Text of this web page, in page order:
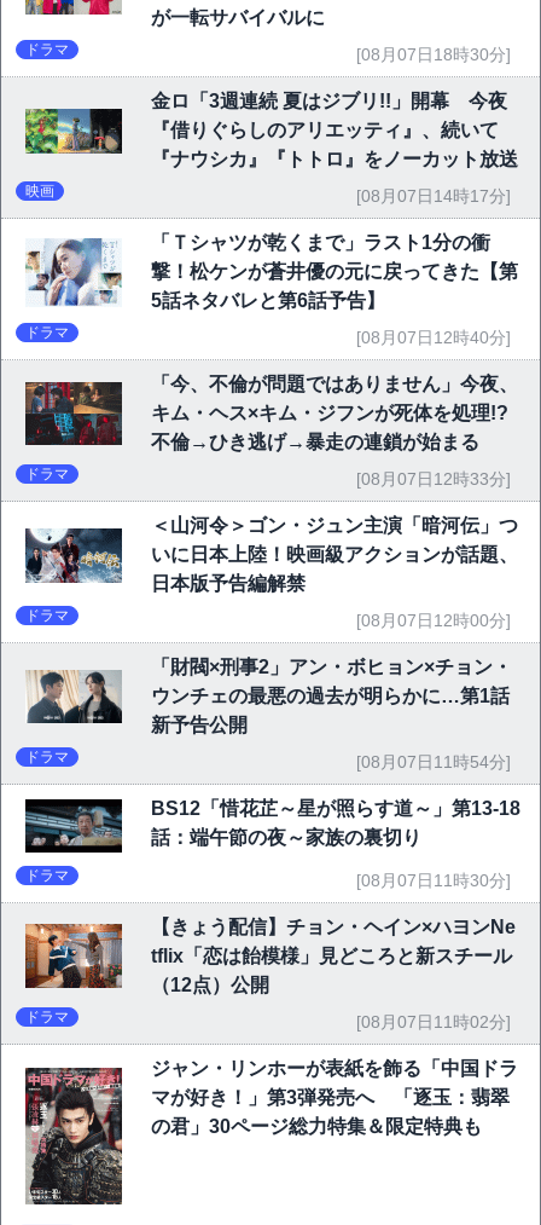
が一転サバイバルに
ドラマ [08月07日18時30分]
金ロ「3週連続 夏はジブリ!!」開幕 今夜
『借りぐらしのアリエッティ』、続いて
『ナウシカ』『トトロ』をノーカット放送
映画 [08月07日14時17分]
「Ｔシャツが乾くまで」ラスト1分の衝
撃！松ケンが蒼井優の元に戻ってきた【第
5話ネタバレと第6話予告】
ドラマ [08月07日12時40分]
「今、不倫が問題ではありません」今夜、
キム・ヘス×キム・ジフンが死体を処理!?
不倫→ひき逃げ→暴走の連鎖が始まる
ドラマ [08月07日12時33分]
＜山河令＞ゴン・ジュン主演「暗河伝」つ
いに日本上陸！映画級アクションが話題、
日本版予告編解禁
ドラマ [08月07日12時00分]
「財閥×刑事2」アン・ボヒョン×チョン・
ウンチェの最悪の過去が明らかに…第1話
新予告公開
ドラマ [08月07日11時54分]
BS12「惜花芷～星が照らす道～」第13-18
話：端午節の夜～家族の裏切り
ドラマ [08月07日11時30分]
【きょう配信】チョン・ヘイン×ハヨンNe
tflix「恋は飴模様」見どころと新スチール
（12点）公開
ドラマ [08月07日11時02分]
ジャン・リンホーが表紙を飾る「中国ドラ
マが好き！」第3弾発売へ 「逐玉：翡翠
の君」30ページ総力特集＆限定特典も